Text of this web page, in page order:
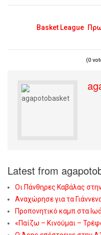
Basket League
(0
Latest from
Οι Πάνθηρες Καβάλας
Αναχώρησε για τα
Προπονητικό καμπ στα
«Παίζω – Κινούμαι –